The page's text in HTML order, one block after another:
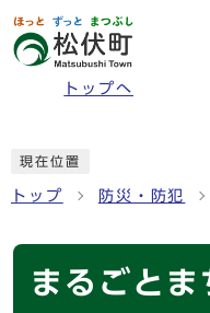
ページの先頭です
トップへ
現在位置
トップ 防災・防犯
まるごとま